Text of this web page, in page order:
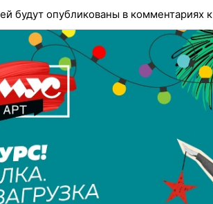
будут опубликованы в комментариях к